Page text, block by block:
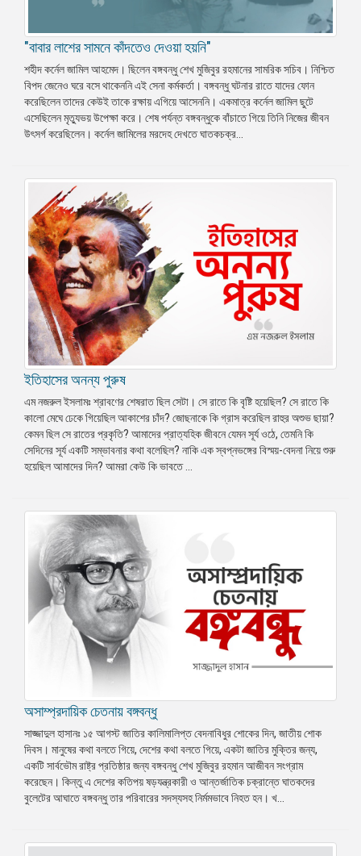
"বাবার লাশের সামনে কাঁদতেও দেওয়া হয়নি"
শহীদ কর্নেল জামিল আহমেদ। ছিলেন বঙ্গবন্ধু শেখ মুজিবুর রহমানের সামরিক সচিব। নিশ্চিত
বিপদ জেনেও ঘরে বসে থাকেননি এই সেনা কর্মকর্তা। বঙ্গবন্ধু ঘটনার রাতে যাদের ফোন
করেছিলেন তাদের কেউই তাকে রক্ষায় এগিয়ে আসেননি। একমাত্র কর্নেল জামিল ছুটে
এসেছিলেন মৃত্যুভয় উপেক্ষা করে। শেষ পর্যন্ত বঙ্গবন্ধুকে বাঁচাতে গিয়ে তিনি নিজের জীবন
উৎসর্গ করেছিলেন। কর্নেল জামিলের মরদেহ দেখতে ঘাতকচক্র...
ইতিহাসের অনন্য পুরুষ
এম নজরুল ইসলামঃ শ্রাবণের শেষরাত ছিল সেটা। সে রাতে কি বৃষ্টি হয়েছিল? সে রাতে কি
কালো মেঘে ঢেকে গিয়েছিল আকাশের চাঁদ? জোছনাকে কি গ্রাস করেছিল রাহুর অশুভ ছায়া?
কেমন ছিল সে রাতের প্রকৃতি? আমাদের প্রাত্যহিক জীবনে যেমন সূর্য ওঠে, তেমনি কি
সেদিনের সূর্য একটি সম্ভাবনার কথা বলেছিল? নাকি এক স্বপ্নভঙ্গের বিস্ময়-বেদনা নিয়ে শুরু
হয়েছিল আমাদের দিন? আমরা কেউ কি ভাবতে ...
অসাম্প্রদায়িক চেতনায় বঙ্গবন্ধু
সাজ্জাদুল হাসানঃ ১৫ আগস্ট জাতির কালিমালিপ্ত বেদনাবিধুর শোকের দিন, জাতীয় শোক
দিবস। মানুষের কথা বলতে গিয়ে, দেশের কথা বলতে গিয়ে, একটা জাতির মুক্তির জন্য,
একটি সার্বভৌম রাষ্ট্র প্রতিষ্ঠার জন্য বঙ্গবন্ধু শেখ মুজিবুর রহমান আজীবন সংগ্রাম
করেছেন। কিন্তু এ দেশের কতিপয় ষড়যন্ত্রকারী ও আন্তর্জাতিক চক্রান্তে ঘাতকদের
বুলেটের আঘাতে বঙ্গবন্ধু তার পরিবারের সদস্যসহ নির্মমভাবে নিহত হন। খ...